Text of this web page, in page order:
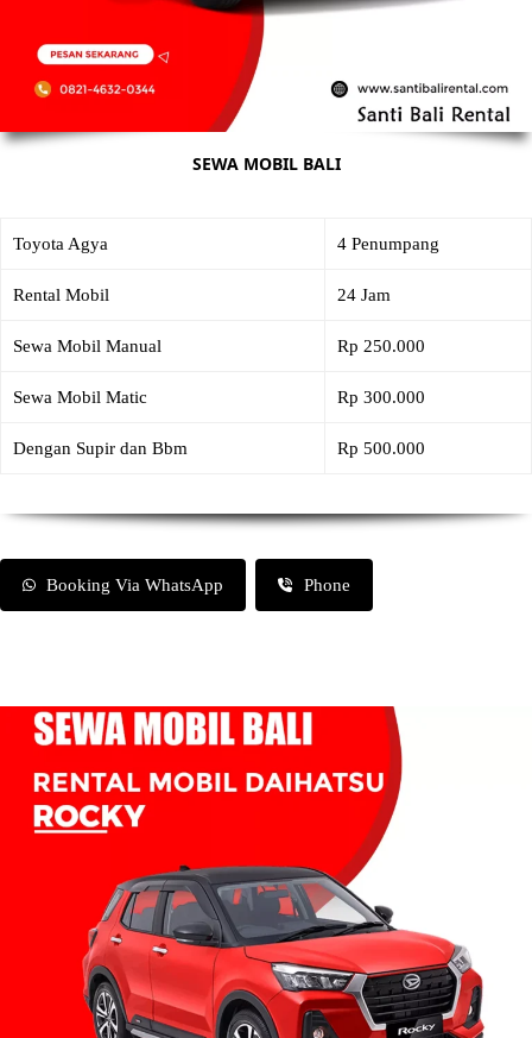
SEWA MOBIL BALI
Toyota Agya 4 Penumpang
Rental Mobil 24 Jam
Sewa Mobil Manual Rp 250.000
Sewa Mobil Matic Rp 300.000
Dengan Supir dan Bbm Rp 500.000
Booking Via WhatsApp Phone